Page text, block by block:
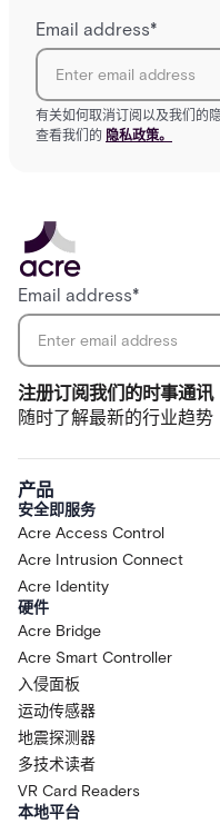
Email address*
有关如何取消订阅以及我们的
查看我们的 隐私政策。
注册订阅我们的时事通讯
随时了解最新的行业趋势
Email address*
产品
安全即服务
Acre Access Control
Acre Intrusion Connect
Acre Identity
硬件
Acre Bridge
Acre Smart Controller
入侵面板
运动传感器
地震探测器
多技术读者
VR Card Readers
本地平台